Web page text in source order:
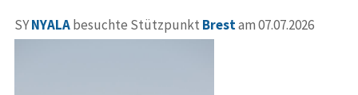
SYNYALAbesuchte Stützpunkt Brestam 07.07.2026